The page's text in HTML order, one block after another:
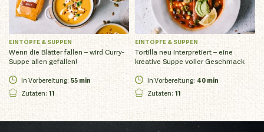
EINTÖPFE & SUPPEN
Wenn die Blätter fallen – wird Curry-
Suppe allen gefallen!
In Vorbereitung: 55 min
Zutaten: 11
EINTÖPFE & SUPPEN
Tortilla neu interpretiert – eine
kreative Suppe voller Geschmack
In Vorbereitung: 40 min
Zutaten: 11